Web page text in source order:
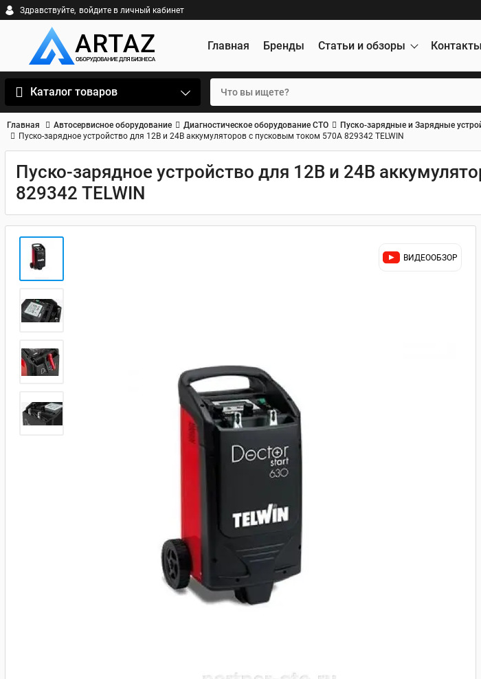
Здравствуйте, войдите в личный кабинет
Главная Бренды Статьи и обзоры Контакты
Каталог товаров
Главная Автосервисное оборудование Диагностическое оборудование СТО Пуско-зарядные и Зарядные
Пуско-зарядное устройство для 12В и 24В аккумуляторов с пусковым током 570А 829342 TELWIN
Пуско-зарядное устройство для 12В и 24В
829342 TELWIN
ВИДЕООБЗОР